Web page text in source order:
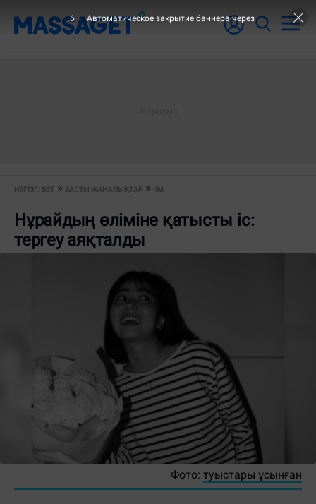
НЕГІЗГІ БЕТ БАСТЫ ЖАҢАЛЫҚТАР ІІМ
Нұрайдың өліміне қатысты іс:
тергеу аяқталды
Фото: туыстары ұсынған
6 Автоматическое закрытие баннера через